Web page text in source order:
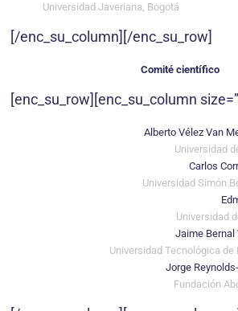
Universidad Javeriana, Bogotá
[/enc_su_column][/enc_su_row]
Comité científico
[enc_su_row][enc_su_column
Alberto Vélez Van
Universidad
Carlos
Universidad Simón
Universidad
Jaime Bernal
Universidad Tecnológica de
Jorge
Fundación